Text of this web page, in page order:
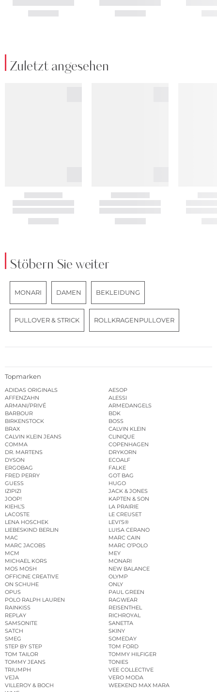
Zuletzt angesehen
Stöbern Sie weiter
MONARI DAMEN BEKLEIDUNG
PULLOVER & STRICK ROLLKRAGENPULLOVER
Topmarken
ADIDAS ORIGINALS
AESOP
AFFENZAHN
ALESSI
ARMANI/PRIVÉ
ARMEDANGELS
BARBOUR
BDK
BIRKENSTOCK
BOSS
BRAX
CALVIN KLEIN
CALVIN KLEIN JEANS
CLINIQUE
COMMA
COPENHAGEN
DR. MARTENS
DRYKORN
DYSON
ECOALF
ERGOBAG
FALKE
FRED PERRY
GOT BAG
GUESS
HUGO
IZIPIZI
JACK & JONES
JOOP!
KAPTEN & SON
KIEHL’S
LA PRAIRIE
LACOSTE
LE CREUSET
LENA HOSCHEK
LEVI’S®
LIEBESKIND BERLIN
LUISA CERANO
MAC
MARC CAIN
MARC JACOBS
MARC O’POLO
MCM
MEY
MICHAEL KORS
MONARI
MOS MOSH
NEW BALANCE
OFFICINE CREATIVE
OLYMP
ON SCHUHE
ONLY
OPUS
PAUL GREEN
POLO RALPH LAUREN
RAGWEAR
RAINKISS
REISENTHEL
REPLAY
RICHROYAL
SAMSONITE
SANETTA
SATCH
SKINY
SMEG
SOMEDAY
STEP BY STEP
TOM FORD
TOM TAILOR
TOMMY HILFIGER
TOMMY JEANS
TONIES
TRIUMPH
VEE COLLECTIVE
VEJA
VERO MODA
VILLEROY & BOCH
WEEKEND MAX MARA